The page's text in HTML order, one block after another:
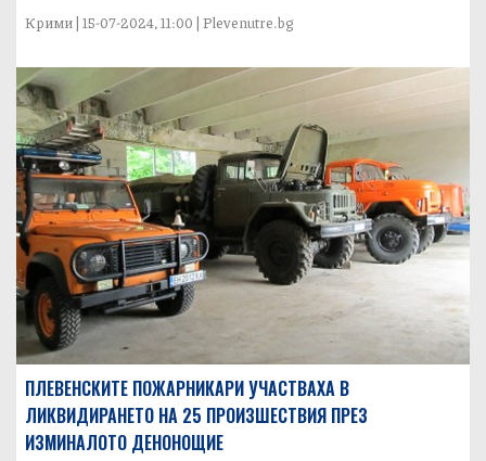
Крими | 15-07-2024, 11:00 | Plevenutre.bg
ПЛЕВЕНСКИТЕ ПОЖАРНИКАРИ УЧАСТВАХА В
ЛИКВИДИРАНЕТО НА 25 ПРОИЗШЕСТВИЯ ПРЕЗ
ИЗМИНАЛОТО ДЕНОНОЩИЕ